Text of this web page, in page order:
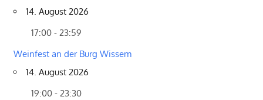
14. August 2026
17:00 - 23:59
Weinfest an der Burg Wissem
14. August 2026
19:00 - 23:30